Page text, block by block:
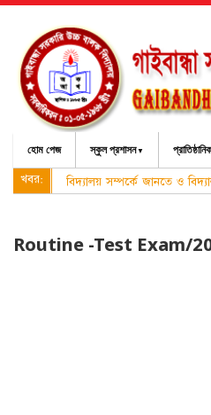
হোম পেজ স্কুল প্রশাসন
খবর: বিদ্যালয় সম্পর্কে জানতে ও
Routine -Test Exam/